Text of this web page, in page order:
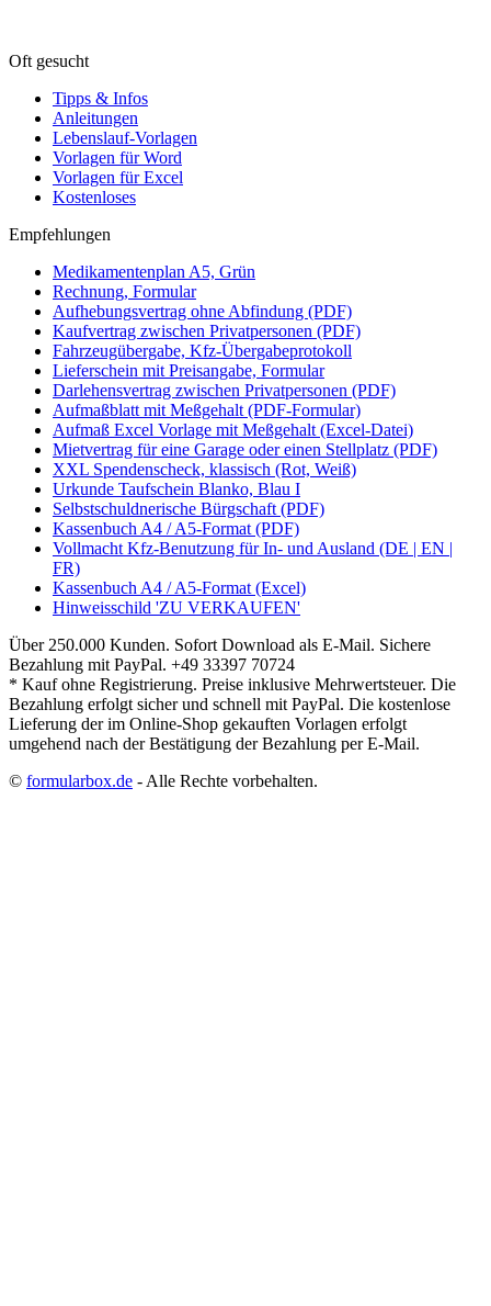
Oft gesucht
Tipps & Infos
Anleitungen
Lebenslauf-Vorlagen
Vorlagen für Word
Vorlagen für Excel
Kostenloses
Empfehlungen
Medikamentenplan A5, Grün
Rechnung, Formular
Aufhebungsvertrag ohne Abfindung (PDF)
Kaufvertrag zwischen Privatpersonen (PDF)
Fahrzeugübergabe, Kfz-Übergabeprotokoll
Lieferschein mit Preisangabe, Formular
Darlehensvertrag zwischen Privatpersonen (PDF)
Aufmaßblatt mit Meßgehalt (PDF-Formular)
Aufmaß Excel Vorlage mit Meßgehalt (Excel-Datei)
Mietvertrag für eine Garage oder einen Stellplatz (PDF)
XXL Spendenscheck, klassisch (Rot, Weiß)
Urkunde Taufschein Blanko, Blau I
Selbstschuldnerische Bürgschaft (PDF)
Kassenbuch A4 / A5-Format (PDF)
Vollmacht Kfz-Benutzung für In- und Ausland (DE | EN |
FR)
Kassenbuch A4 / A5-Format (Excel)
Hinweisschild 'ZU VERKAUFEN'
Über 250.000 Kunden. Sofort Download als E-Mail. Sichere
Bezahlung mit PayPal. +49 33397 70724
* Kauf ohne Registrierung. Preise inklusive Mehrwertsteuer. Die
Bezahlung erfolgt sicher und schnell mit PayPal. Die kostenlose
Lieferung der im Online-Shop gekauften Vorlagen erfolgt
umgehend nach der Bestätigung der Bezahlung per E-Mail.
© formularbox.de - Alle Rechte vorbehalten.